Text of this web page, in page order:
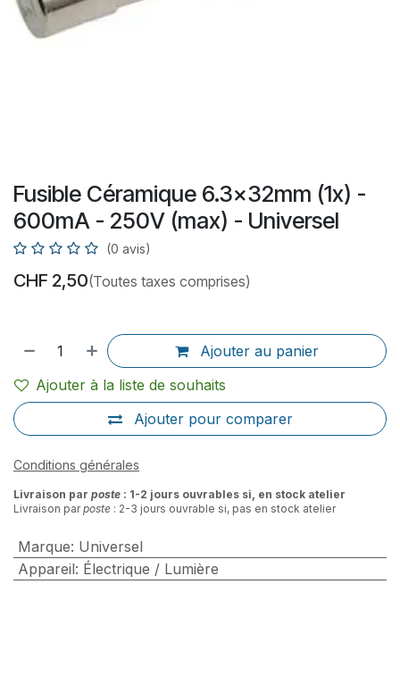
Fusible Céramique 6.3x32mm (1x) -
600mA - 250V (max) - Universel
(0 avis)
CHF 2,50(Toutes taxes comprises)
Ajouter au panier
Ajouter pour comparer
Ajouter à la liste de souhaits
Conditions générales
Livraison par poste : 1-2 jours ouvrables si, en stock atelier
Livraison parposte : 2-3 jours ouvrable si, pas en stock atelier
Marque: Universel
Appareil: Électrique / Lumière